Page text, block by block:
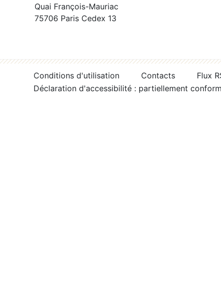
Quai François-Mauriac
75706 Paris Cedex 13
Conditions d'utilisation Contacts
Flux
Déclaration d'accessibilité : partiellement